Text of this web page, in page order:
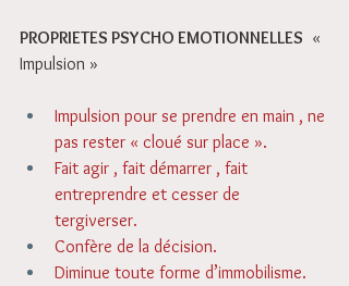
PROPRIETES PSYCHO EMOTIONNELLES «
Impulsion »
Impulsion pour se prendre en main , ne
pas rester « cloué sur place ».
Fait agir , fait démarrer , fait
entreprendre et cesser de
tergiverser.
Confère de la décision.
Diminue toute forme d’immobilisme.